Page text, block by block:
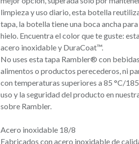
limpieza y uso diario, esta botella
tapa, la botella tiene una boca ancha
hielo. Encuentra el color que te guste:
acero inoxidable y DuraCoat™.
No uses esta tapa Rambler® con
alimentos o productos perecederos, ni
con temperaturas superiores a 85 °C/
uso y la seguridad del producto en
sobre Rambler.
Acero inoxidable 18/8
Fabricados con acero inoxidable de